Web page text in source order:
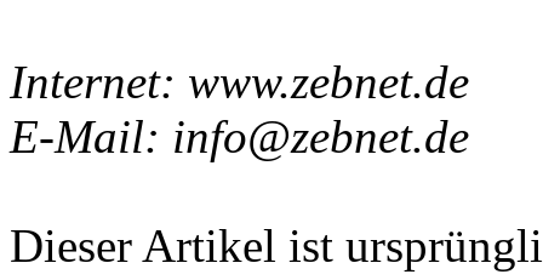
Internet: www.zebnet.de
E-Mail: info@zebnet.de
Dieser Artikel ist